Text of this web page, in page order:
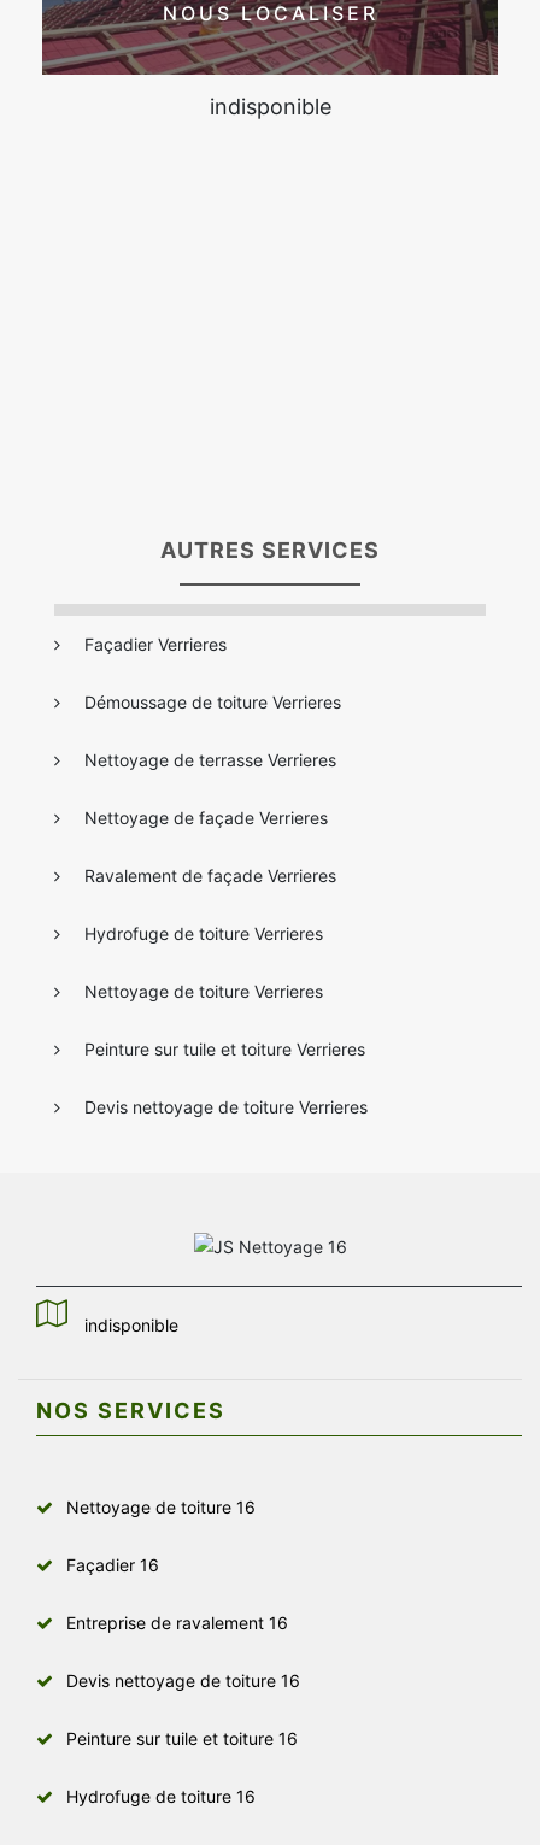
NOUS LOCALISER
indisponible
AUTRES SERVICES
Façadier Verrieres
Démoussage de toiture Verrieres
Nettoyage de terrasse Verrieres
Nettoyage de façade Verrieres
Ravalement de façade Verrieres
Hydrofuge de toiture Verrieres
Nettoyage de toiture Verrieres
Peinture sur tuile et toiture Verrieres
Devis nettoyage de toiture Verrieres
indisponible
NOS SERVICES
Nettoyage de toiture 16
Façadier 16
Entreprise de ravalement 16
Devis nettoyage de toiture 16
Peinture sur tuile et toiture 16
Hydrofuge de toiture 16